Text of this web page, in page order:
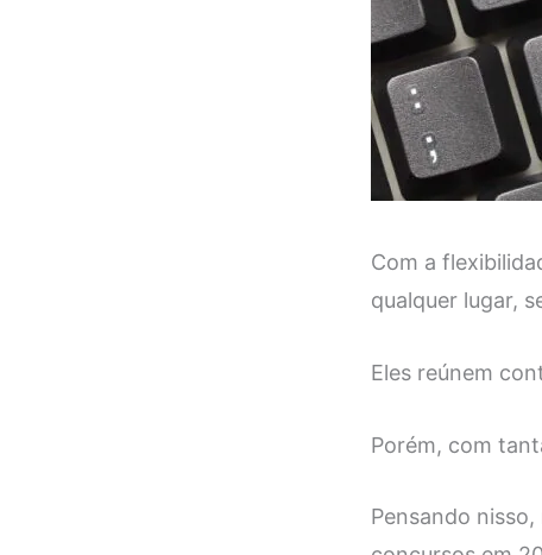
Com a
qualquer lugar,
Eles reúnem
Porém, com
Pensando